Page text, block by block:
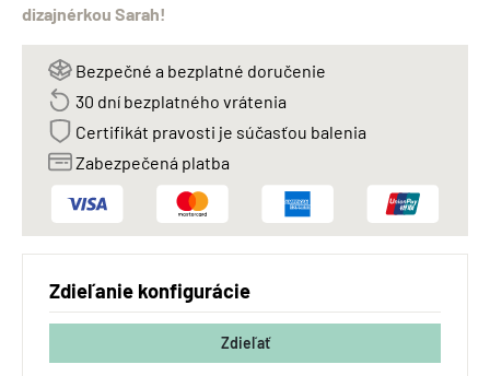
dizajnérkou Sarah!
Bezpečné a bezplatné doručenie
30 dní bezplatného vrátenia
Certifikát pravosti je súčasťou balenia
Zabezpečená platba
Zdieľanie konfigurácie
Zdieľať